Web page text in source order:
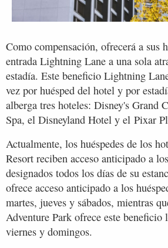
Como compensación, ofrecerá a sus
entrada Lightning Lane a una sola
estadía. Este beneficio Lightning
vez por huésped del hotel y por
alberga tres hoteles: Disney's Grand
Spa, el Disneyland Hotel y el Pixar
Actualmente, los huéspedes de los
Resort reciben acceso anticipado a
designados todos los días de su
ofrece acceso anticipado a los
martes, jueves y sábados, mientras
Adventure Park ofrece este beneficio
viernes y domingos.